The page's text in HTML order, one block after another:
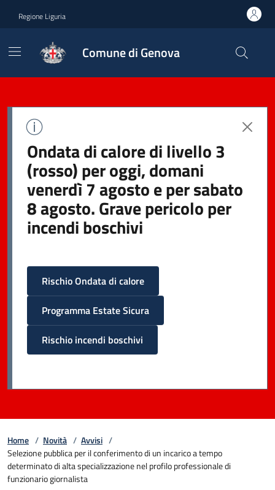
Regione Liguria
Comune di Genova
Ondata di calore di livello 3
(rosso) per oggi, domani
venerdì 7 agosto e per sabato
8 agosto. Grave pericolo per
incendi boschivi
Rischio Ondata di calore
Programma Estate Sicura
Rischio incendi boschivi
Home / Novità / Avvisi /
Selezione pubblica per il conferimento di un incarico a tempo
determinato di alta specializzazione nel profilo professionale di
funzionario giornalista